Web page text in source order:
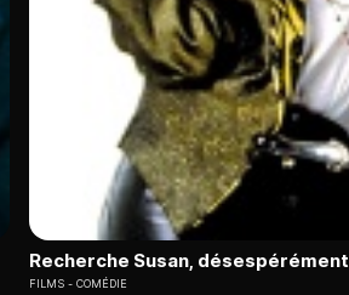
Recherche Susan, désespérément
FILMS COMÉDIE